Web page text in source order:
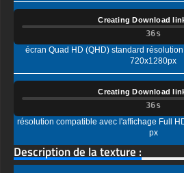
Creating Download
résolution compatible avec l'affichage Full
Description de la texture :
Plongez dans le monde captivant de «
», un magnifique fond d'écran gratuit
en un affichage à couper le souffle
composition remarquable est bien plus
; c'est une expérience visuelle